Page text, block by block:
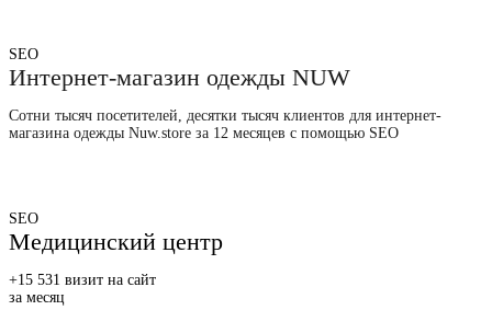
SEO
Интернет-магазин одежды NUW
Сотни тысяч посетителей, десятки тысяч клиентов для интернет-
магазина одежды Nuw.store за 12 месяцев с помощью SEO
SEO
Медицинский центр
+15 531 визит на сайт
за месяц